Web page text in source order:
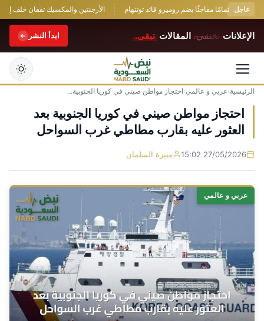
عاجل
يبدي اهتمامًا مفاجئًا بضم روميرو قائد توتنهام الأرجنتين والمكسيك تقفان خلف
الإعلانات تختفي. المقالات تبقى. ابدأ النشر
التجاوز
إلى
المحتوى
الرئيسية›عربي و عالمي›احتجاز مواطن صيني في كوريا الجنوبية...
احتجاز مواطن صيني في كوريا الجنوبية بعد
العثور عليه بقارب مطاطي غرب السواحل
27/05/2026 15:02 منيرة السلمان
عربي و عالمي